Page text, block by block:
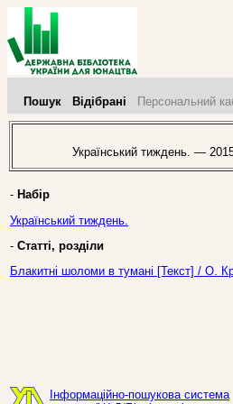
Пошук Відібрані Персональний
Український тиждень. —
- Набір
Український тиждень.
- Статті, розділи
Блакитні шоломи в тумані [Текст] /
Інформаційно-пошукова система